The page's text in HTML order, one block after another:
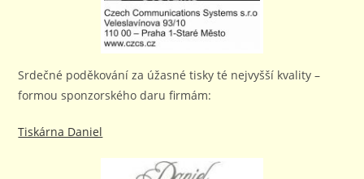
Srdečné poděkování za úžasné tisky té nejvyšší kvality –
formou sponzorského daru firmám:
Tiskárna Daniel